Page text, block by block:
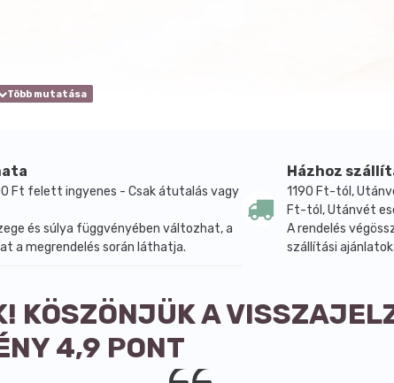
Ft felett ingyenes - Csak átutalás vagy
és súlya függvényében változhat, a
a megrendelés során láthatja.
Házhoz
1190 Ft-tól,
Ft-tól, Utánvét
A rendelés
szállítási
KÖSZÖNJÜK A
4,9 PONT